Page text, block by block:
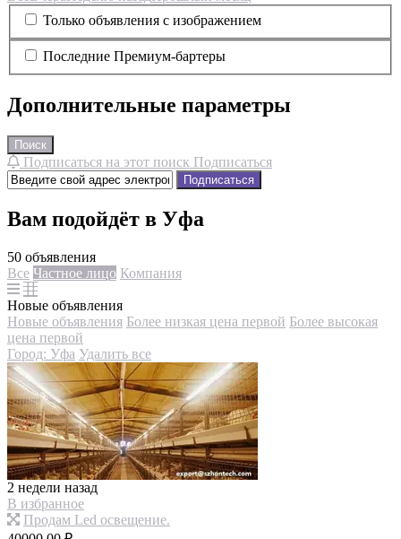
Только объявления с изображением
Последние Премиум-бартеры
Дополнительные параметры
Поиск
Подписаться на этот поиск Подписаться
Подписаться
Вам подойдёт в Уфа
50 объявления
Все Частное лицо Компания
Новые объявления
Новые объявления Более низкая цена первой Более высокая
цена первой
Город: Уфа Удалить все
2 недели назад
В избранное
Продам Led освещение.